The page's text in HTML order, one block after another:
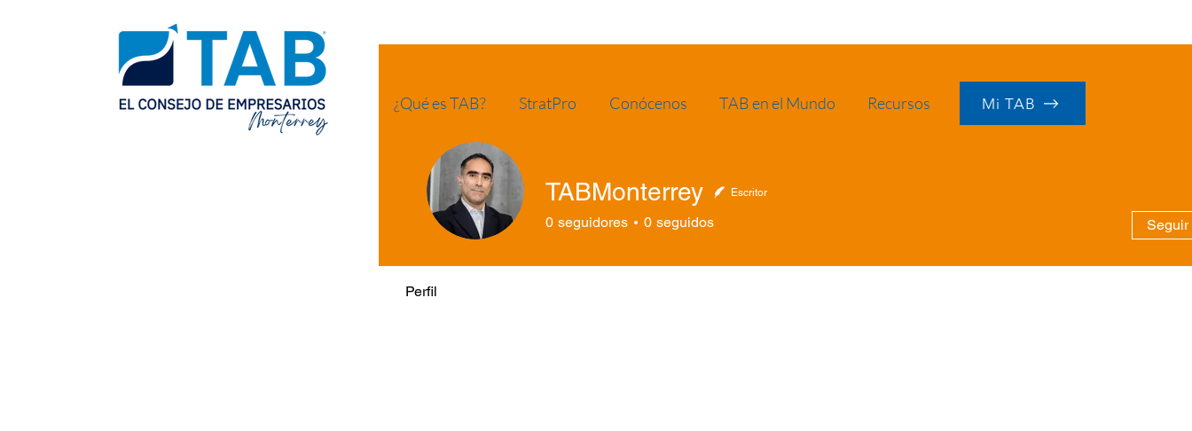
¿Qué es TAB? StratPro Conócenos TAB en el Mundo Recursos Mi TAB
TABMonterrey Escritor
0 seguidores 0 seguidos Seguir
Perfil